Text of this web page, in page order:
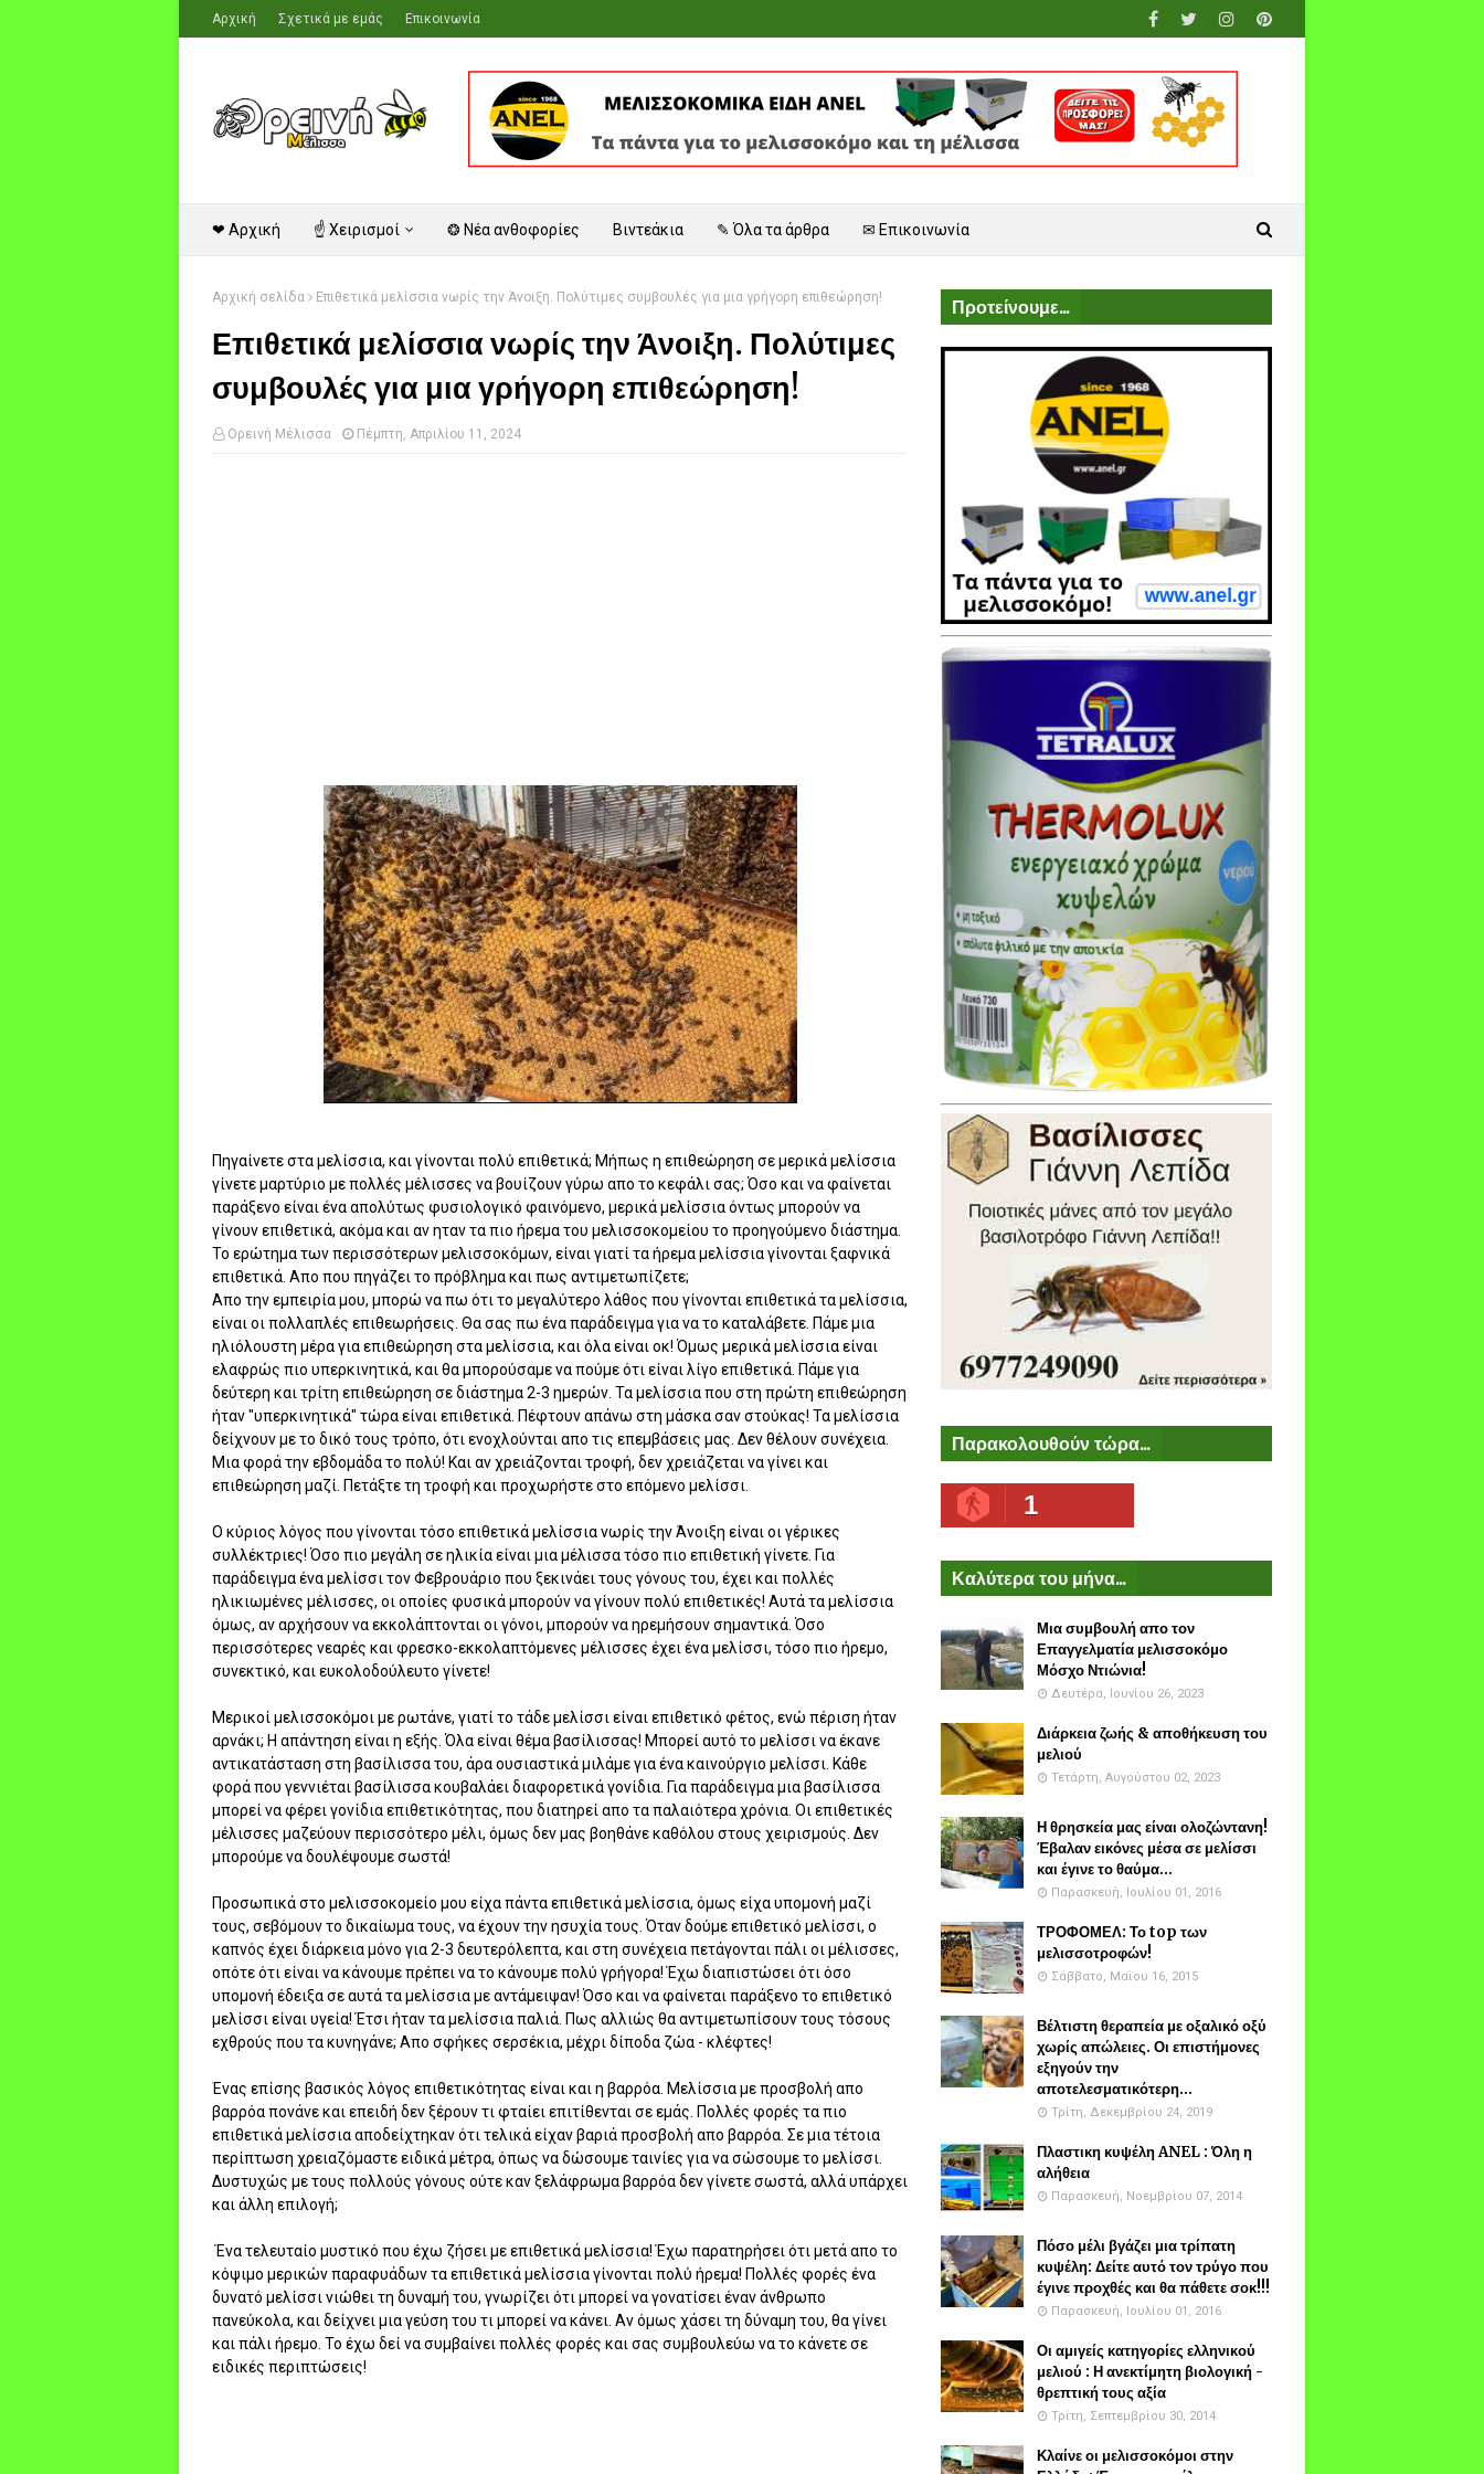
Αρχική Σχετικά με εμάς Επικοινωνία
❤ Αρχική ☝ Χειρισμοί ❂ Νέα ανθοφορίες Βιντεάκια ✎ Όλα τα άρθρα ✉ Επικοινωνία
Αρχική σελίδα Επιθετικά μελίσσια νωρίς την Άνοιξη. Πολύτιμες συμβουλές για μια γρήγορη επιθεώρηση!
Επιθετικά μελίσσια νωρίς την Άνοιξη. Πολύτιμες
συμβουλές για μια γρήγορη επιθεώρηση!
Ορεινή Μέλισσα Πέμπτη, Απριλίου 11, 2024
Πηγαίνετε στα μελίσσια, και γίνονται πολύ επιθετικά; Μήπως η επιθεώρηση σε μερικά μελίσσια
γίνετε μαρτύριο με πολλές μέλισσες να βουίζουν γύρω απο το κεφάλι σας; Όσο και να φαίνεται
παράξενο είναι ένα απολύτως φυσιολογικό φαινόμενο, μερικά μελίσσια όντως μπορούν να
γίνουν επιθετικά, ακόμα και αν ηταν τα πιο ήρεμα του μελισσοκομείου το προηγούμενο διάστημα.
Το ερώτημα των περισσότερων μελισσοκόμων, είναι γιατί τα ήρεμα μελίσσια γίνονται ξαφνικά
επιθετικά. Απο που πηγάζει το πρόβλημα και πως αντιμετωπίζετε;
Απο την εμπειρία μου, μπορώ να πω ότι το μεγαλύτερο λάθος που γίνονται επιθετικά τα μελίσσια,
είναι οι πολλαπλές επιθεωρήσεις. Θα σας πω ένα παράδειγμα για να το καταλάβετε. Πάμε μια
ηλιόλουστη μέρα για επιθεώρηση στα μελίσσια, και όλα είναι οκ! Όμως μερικά μελίσσια είναι
ελαφρώς πιο υπερκινητικά, και θα μπορούσαμε να πούμε ότι είναι λίγο επιθετικά. Πάμε για
δεύτερη και τρίτη επιθεώρηση σε διάστημα 2-3 ημερών. Τα μελίσσια που στη πρώτη επιθεώρηση
ήταν "υπερκινητικά" τώρα είναι επιθετικά. Πέφτουν απάνω στη μάσκα σαν στούκας! Τα μελίσσια
δείχνουν με το δικό τους τρόπο, ότι ενοχλούνται απο τις επεμβάσεις μας. Δεν θέλουν συνέχεια.
Μια φορά την εβδομάδα το πολύ! Και αν χρειάζονται τροφή, δεν χρειάζεται να γίνει και
επιθεώρηση μαζί. Πετάξτε τη τροφή και προχωρήστε στο επόμενο μελίσσι.
Ο κύριος λόγος που γίνονται τόσο επιθετικά μελίσσια νωρίς την Άνοιξη είναι οι γέρικες
συλλέκτριες! Όσο πιο μεγάλη σε ηλικία είναι μια μέλισσα τόσο πιο επιθετική γίνετε. Για
παράδειγμα ένα μελίσσι τον Φεβρουάριο που ξεκινάει τους γόνους του, έχει και πολλές
ηλικιωμένες μέλισσες, οι οποίες φυσικά μπορούν να γίνουν πολύ επιθετικές! Αυτά τα μελίσσια
όμως, αν αρχήσουν να εκκολάπτονται οι γόνοι, μπορούν να ηρεμήσουν σημαντικά. Όσο
περισσότερες νεαρές και φρεσκο-εκκολαπτόμενες μέλισσες έχει ένα μελίσσι, τόσο πιο ήρεμο,
συνεκτικό, και ευκολοδούλευτο γίνετε!
Μερικοί μελισσοκόμοι με ρωτάνε, γιατί το τάδε μελίσσι είναι επιθετικό φέτος, ενώ πέριση ήταν
αρνάκι; Η απάντηση είναι η εξής. Όλα είναι θέμα βασίλισσας! Μπορεί αυτό το μελίσσι να έκανε
αντικατάσταση στη βασίλισσα του, άρα ουσιαστικά μιλάμε για ένα καινούργιο μελίσσι. Κάθε
φορά που γεννιέται βασίλισσα κουβαλάει διαφορετικά γονίδια. Για παράδειγμα μια βασίλισσα
μπορεί να φέρει γονίδια επιθετικότητας, που διατηρεί απο τα παλαιότερα χρόνια. Οι επιθετικές
μέλισσες μαζεύουν περισσότερο μέλι, όμως δεν μας βοηθάνε καθόλου στους χειρισμούς. Δεν
μπορούμε να δουλέψουμε σωστά!
Προσωπικά στο μελισσοκομείο μου είχα πάντα επιθετικά μελίσσια, όμως είχα υπομονή μαζί
τους, σεβόμουν το δικαίωμα τους, να έχουν την ησυχία τους. Όταν δούμε επιθετικό μελίσσι, ο
καπνός έχει διάρκεια μόνο για 2-3 δευτερόλεπτα, και στη συνέχεια πετάγονται πάλι οι μέλισσες,
οπότε ότι είναι να κάνουμε πρέπει να το κάνουμε πολύ γρήγορα! Έχω διαπιστώσει ότι όσο
υπομονή έδειξα σε αυτά τα μελίσσια με αντάμειψαν! Όσο και να φαίνεται παράξενο το επιθετικό
μελίσσι είναι υγεία! Έτσι ήταν τα μελίσσια παλιά. Πως αλλιώς θα αντιμετωπίσουν τους τόσους
εχθρούς που τα κυνηγάνε; Απο σφήκες σερσέκια, μέχρι δίποδα ζώα - κλέφτες!
Ένας επίσης βασικός λόγος επιθετικότητας είναι και η βαρρόα. Μελίσσια με προσβολή απο
βαρρόα πονάνε και επειδή δεν ξέρουν τι φταίει επιτίθενται σε εμάς. Πολλές φορές τα πιο
επιθετικά μελίσσια αποδείχτηκαν ότι τελικά είχαν βαριά προσβολή απο βαρρόα. Σε μια τέτοια
περίπτωση χρειαζόμαστε ειδικά μέτρα, όπως να δώσουμε ταινίες για να σώσουμε το μελίσσι.
Δυστυχώς με τους πολλούς γόνους ούτε καν ξελάφρωμα βαρρόα δεν γίνετε σωστά, αλλά υπάρχει
και άλλη επιλογή;
Ένα τελευταίο μυστικό που έχω ζήσει με επιθετικά μελίσσια! Έχω παρατηρήσει ότι μετά απο το
κόψιμο μερικών παραφυάδων τα επιθετικά μελίσσια γίνονται πολύ ήρεμα! Πολλές φορές ένα
δυνατό μελίσσι νιώθει τη δυναμή του, γνωρίζει ότι μπορεί να γονατίσει έναν άνθρωπο
πανεύκολα, και δείχνει μια γεύση του τι μπορεί να κάνει. Αν όμως χάσει τη δύναμη του, θα γίνει
και πάλι ήρεμο. Το έχω δεί να συμβαίνει πολλές φορές και σας συμβουλεύω να το κάνετε σε
ειδικές περιπτώσεις!
Προτείνουμε...
Παρακολουθούν τώρα...
1
Καλύτερα του μήνα...
Μια συμβουλή απο τον
Επαγγελματία μελισσοκόμο
Μόσχο Ντιώνια!
Δευτέρα, Ιουνίου 26, 2023
Διάρκεια ζωής & αποθήκευση του
μελιού
Τετάρτη, Αυγούστου 02, 2023
Η θρησκεία μας είναι ολοζώντανη!
Έβαλαν εικόνες μέσα σε μελίσσι
και έγινε το θαύμα...
Παρασκευή, Ιουλίου 01, 2016
ΤΡΟΦΟΜΕΛ: Το top των
μελισσοτροφών!
Σάββατο, Μαΐου 16, 2015
Βέλτιστη θεραπεία με οξαλικό οξύ
χωρίς απώλειες. Οι επιστήμονες
εξηγούν την
αποτελεσματικότερη...
Τρίτη, Δεκεμβρίου 24, 2019
Πλαστικη κυψέλη ANEL : Όλη η
αλήθεια
Παρασκευή, Νοεμβρίου 07, 2014
Πόσο μέλι βγάζει μια τρίπατη
κυψέλη: Δείτε αυτό τον τρύγο που
έγινε προχθές και θα πάθετε σοκ!!!
Παρασκευή, Ιουλίου 01, 2016
Οι αμιγείς κατηγορίες ελληνικού
μελιού : Η ανεκτίμητη βιολογική -
θρεπτική τους αξία
Τρίτη, Σεπτεμβρίου 30, 2014
Κλαίνε οι μελισσοκόμοι στην